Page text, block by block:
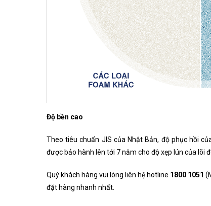
Độ bền cao
Theo tiêu chuẩn JIS của Nhật Bản, độ phục hồi
được bảo hành lên tới 7 năm cho độ xẹp lún của lõi
Quý khách hàng vui lòng liên hệ hotline 1800 1051
đặt hàng nhanh nhất.